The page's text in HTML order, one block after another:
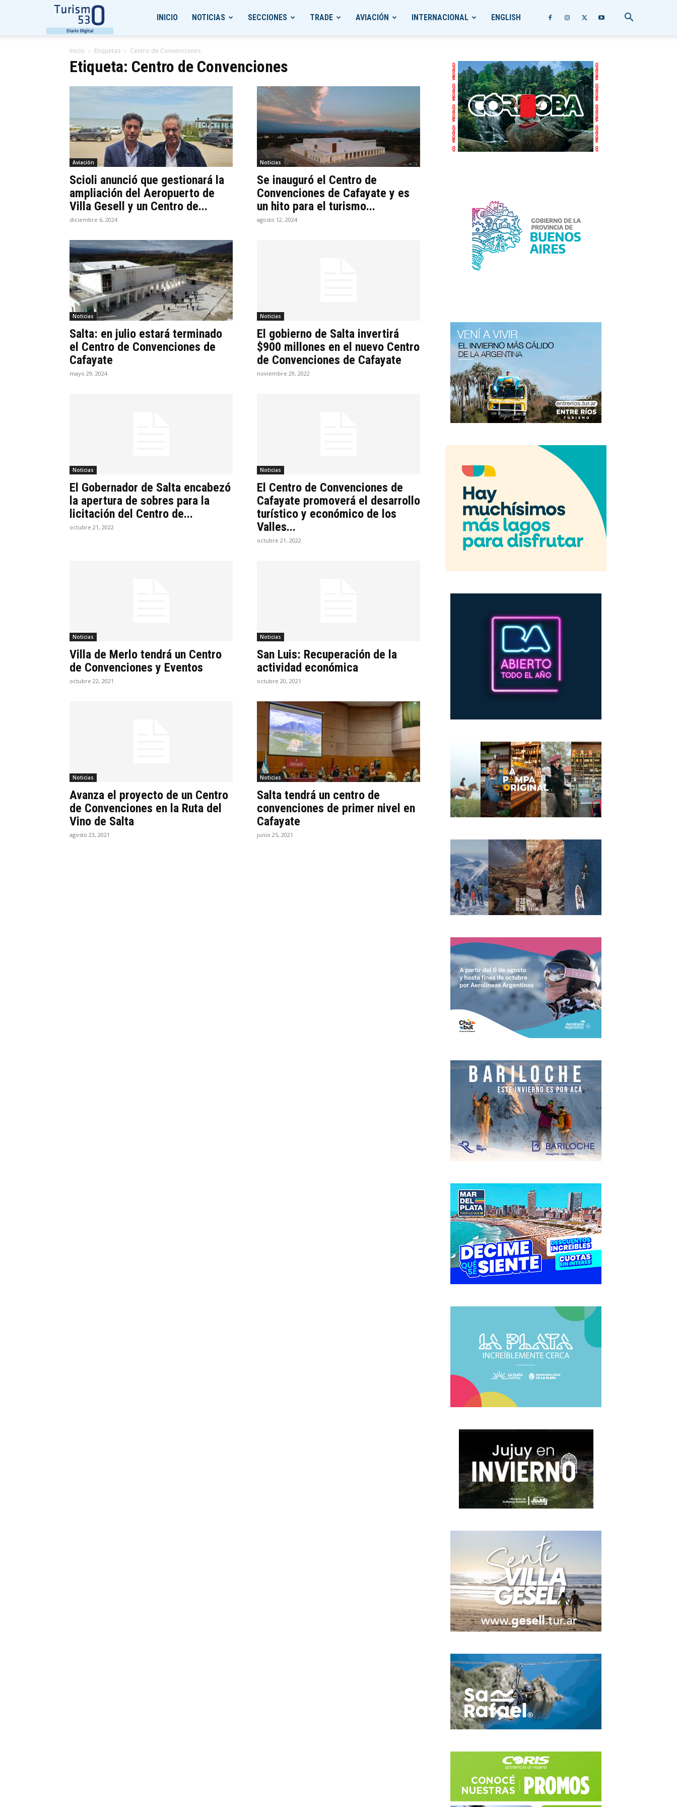
INICIO NOTICIAS SECCIONES TRADE AVIACIÓN INTERNACIONAL ENGLISH
Inicio Etiquetas Centro de Convenciones
Etiqueta: Centro de Convenciones
Aviación
Scioli anunció que gestionará la
ampliación del Aeropuerto de
Villa Gesell y un Centro de...
diciembre 6, 2024
Noticias
Se inauguró el Centro de
Convenciones de Cafayate y es
un hito para el turismo...
agosto 12, 2024
Noticias
Salta: en julio estará terminado
el Centro de Convenciones de
Cafayate
mayo 29, 2024
Noticias
El gobierno de Salta invertirá
$900 millones en el nuevo Centro
de Convenciones de Cafayate
noviembre 29, 2022
Noticias
El Gobernador de Salta encabezó
la apertura de sobres para la
licitación del Centro de...
octubre 21, 2022
Noticias
El Centro de Convenciones de
Cafayate promoverá el desarrollo
turístico y económico de los
Valles...
octubre 21, 2022
Noticias
Villa de Merlo tendrá un Centro
de Convenciones y Eventos
octubre 22, 2021
Noticias
San Luis: Recuperación de la
actividad económica
octubre 20, 2021
Noticias
Avanza el proyecto de un Centro
de Convenciones en la Ruta del
Vino de Salta
agosto 23, 2021
Noticias
Salta tendrá un centro de
convenciones de primer nivel en
Cafayate
junio 25, 2021